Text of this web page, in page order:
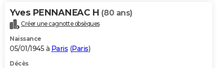
Yves PENNANEAC H (80 ans)
Créer une cagnotte obsèques
Naissance
05/01/1945 à Paris (Paris)
Décès